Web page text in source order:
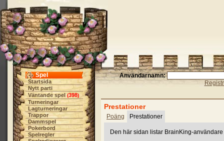
Spel
Startsida
Nytt parti
Väntande spel (398)
Turneringar
Lagturneringar
Trappor
Dammspel
Pokerbord
Spelregler
Användarnamn:
Prestationer
Poäng Prestationer
Den här sidan listar BrainKing-